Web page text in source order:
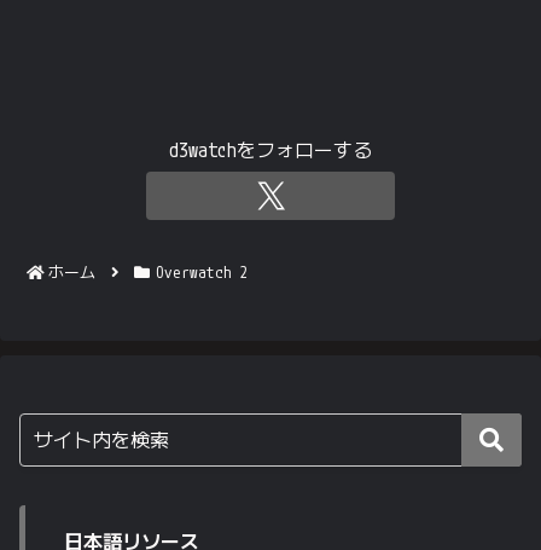
d3watchをフォローする
ホーム Overwatch 2
日本語リソース